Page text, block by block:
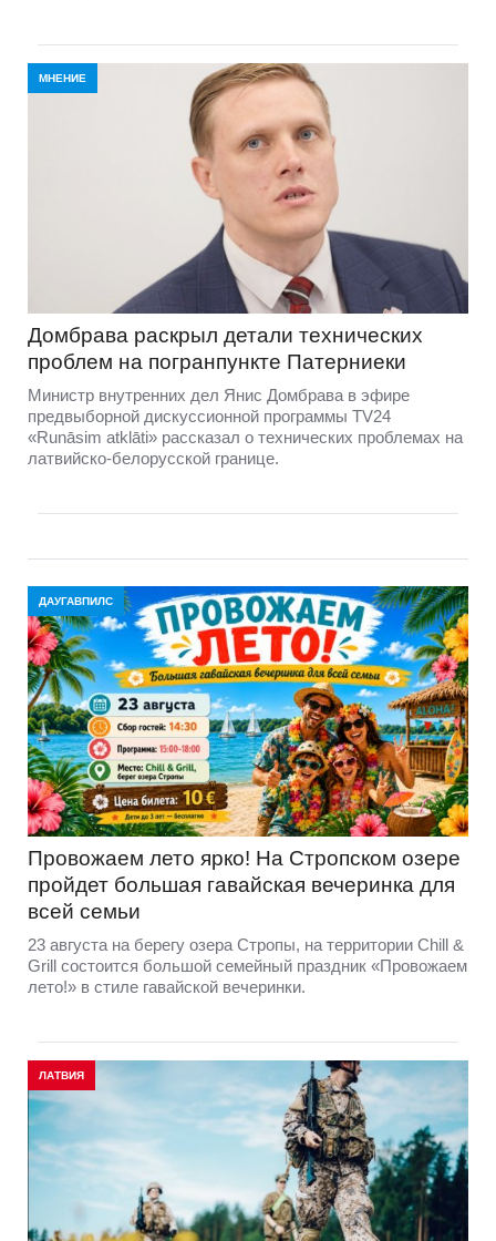
МНЕНИЕ
Домбравa раскрыл детали технических
проблем на погранпункте Патерниеки
Министр внутренних дел Янис Домбрава в эфире
предвыборной дискуссионной программы TV24
«Runāsim atklāti» рассказал о технических проблемах на
латвийско-белорусской границе.
ДАУГАВПИЛС
Провожаем лето ярко! На Стропском озере
пройдет большая гавайская вечеринка для
всей семьи
23 августа на берегу озера Стропы, на территории Chill &
Grill состоится большой семейный праздник «Провожаем
лето!» в стиле гавайской вечеринки.
ЛАТВИЯ